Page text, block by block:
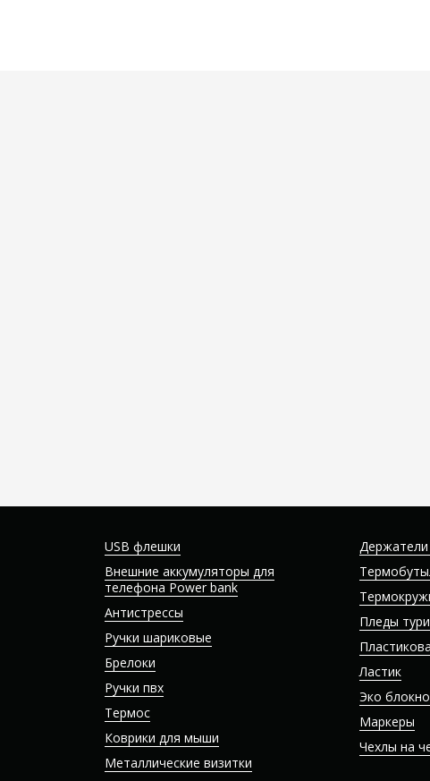
USB флешки
Внешние аккумуляторы для
телефона Power bank
Антистрессы
Ручки шариковые
Брелоки
Ручки пвх
Термос
Коврики для мыши
Металлические визитки
Держатели
Пледы
Ластик
Эко
Маркеры
Чехлы на